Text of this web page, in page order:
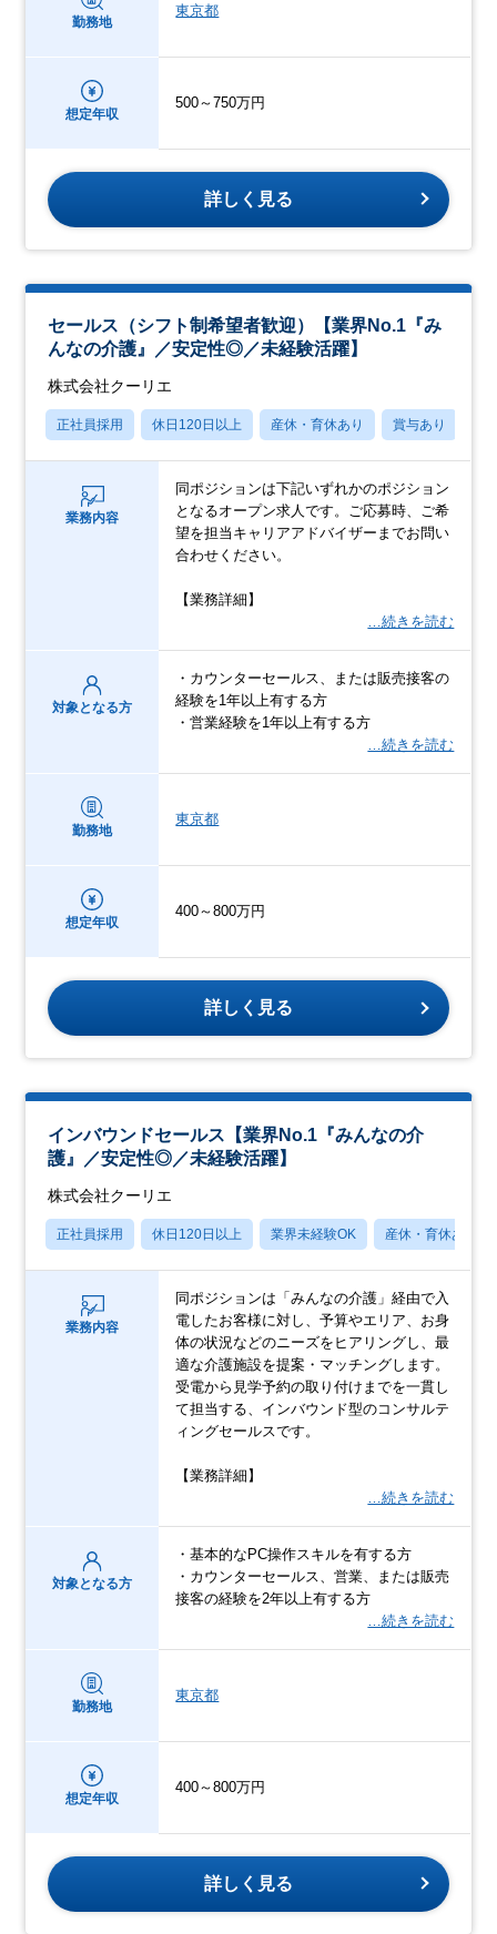
勤務地
東京都
想定年収
500～750万円
詳しく見る
セールス（シフト制希望者歓迎）【業界No.1『み
んなの介護』／安定性◎／未経験活躍】
株式会社クーリエ
正社員採用 休日120日以上 産休・育休あり 賞与あり
業務内容
同ポジションは下記いずれかのポジション
となるオープン求人です。ご応募時、ご希
望を担当キャリアアドバイザーまでお問い
合わせください。
【業務詳細】
…続きを読む
対象となる方
・カウンターセールス、または販売接客の
経験を1年以上有する方
・営業経験を1年以上有する方
…続きを読む
勤務地
東京都
想定年収
400～800万円
詳しく見る
インバウンドセールス【業界No.1『みんなの介
護』／安定性◎／未経験活躍】
株式会社クーリエ
正社員採用 休日120日以上 業界未経験OK 産休・育休あり
業務内容
同ポジションは「みんなの介護」経由で入
電したお客様に対し、予算やエリア、お身
体の状況などのニーズをヒアリングし、最
適な介護施設を提案・マッチングします。
受電から見学予約の取り付けまでを一貫し
て担当する、インバウンド型のコンサルテ
ィングセールスです。
【業務詳細】
…続きを読む
対象となる方
・基本的なPC操作スキルを有する方
・カウンターセールス、営業、または販売
接客の経験を2年以上有する方
…続きを読む
勤務地
東京都
想定年収
400～800万円
詳しく見る